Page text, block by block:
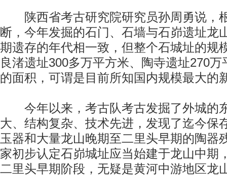
陕西省考古研究院研究员孙周勇说，
断，今年发掘的石门、石墙与石峁遗址龙
期遗存的年代相一致，但整个石城址的规
良渚遗址300多万平方米、陶寺遗址270
的面积，可谓是目前所知国内规模最大的
今年以来，考古队考古发掘了外城的
大、结构复杂、技术先进，发现了迄今保
玉器和大量龙山晚期至二里头早期的陶器
家初步认定石峁城址应当始建于龙山中期
二里头早期阶段，无疑是黄河中游地区龙